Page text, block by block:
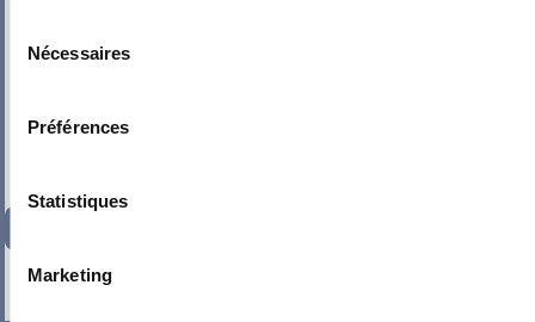
Nécessaires
Préférences
Statistiques
Marketing